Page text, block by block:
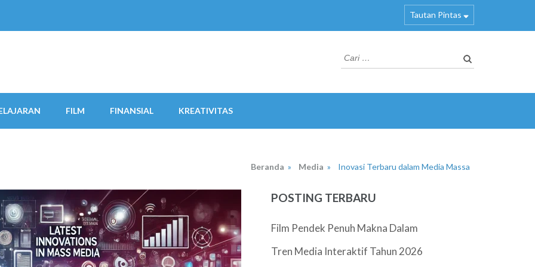
Tautan Pintas
Cari
untuk:
FILM FINANSIAL KREATIVITAS
Beranda » Media » Inovasi Terbaru dalam Media Massa
POSTING TERBARU
Film Pendek Penuh Makna Dalam
Tren Media Interaktif Tahun 2026